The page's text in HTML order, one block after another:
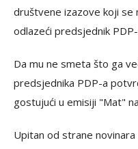
društvene izazove koji se
odlazeći predsjednik
Da mu ne smeta što ga
predsjednika PDP-a
gostujući u emisiji "Mat"
Upitan od strane